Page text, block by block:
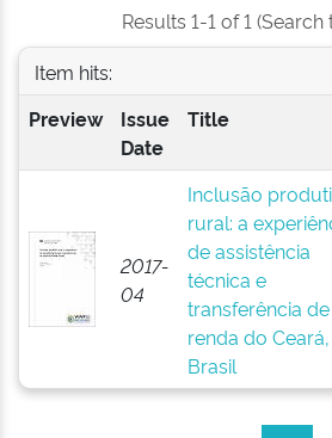
Results 1-1 of 1
Item hits:
Preview
Issue
Date
Title
2017-
04
Inclusão
rural: a
de assistência
técnica e
transferência de
renda do Ceará,
Brasil